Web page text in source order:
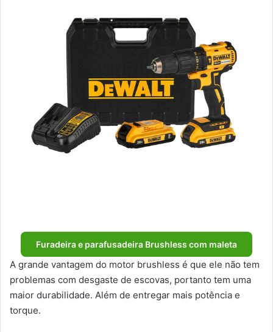
Furadeira e parafusadeira Brushless com maleta
A grande vantagem do motor brushless é que ele não tem
problemas com desgaste de escovas, portanto tem uma
maior durabilidade. Além de entregar mais potência e
torque.